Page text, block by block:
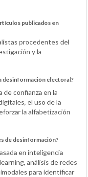
publicados en
procedentes del
y la
desinformación electoral?
de confianza en la
el uso de la
la alfabetización
de desinformación?
en inteligencia
análisis de redes
para identificar